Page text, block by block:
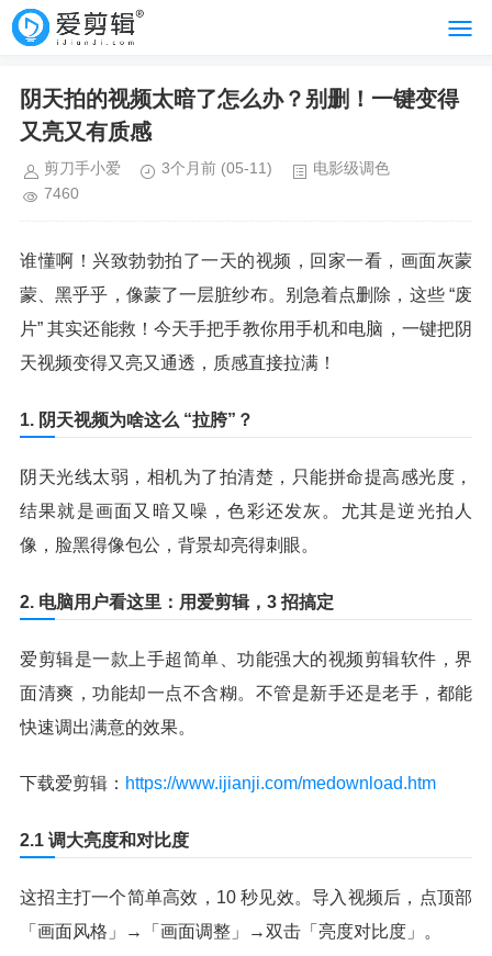
阴天拍的视频太暗了怎么办？别删！一键变得
又亮又有质感
剪刀手小爱 3个月前 (05-11)
电影级调色
7460
谁懂啊！兴致勃勃拍了一天的视频，回家一看，画面灰蒙
蒙、黑乎乎，像蒙了一层脏纱布。别急着点删除，这些 “废
片” 其实还能救！今天手把手教你用手机和电脑，一键把阴
天视频变得又亮又通透，质感直接拉满！
1. 阴天视频为啥这么 “拉胯”？
阴天光线太弱，相机为了拍清楚，只能拼命提高感光度，
结果就是画面又暗又噪，色彩还发灰。尤其是逆光拍人
像，脸黑得像包公，背景却亮得刺眼。
2. 电脑用户看这里：用爱剪辑，3 招搞定
爱剪辑是一款上手超简单、功能强大的视频剪辑软件，界
面清爽，功能却一点不含糊。不管是新手还是老手，都能
快速调出满意的效果。
下载爱剪辑： https://www.ijianji.com/medownload.htm
2.1 调大亮度和对比度
这招主打一个简单高效，10 秒见效。导入视频后，点顶部
「画面风格」→「画面调整」→双击「亮度对比度」。